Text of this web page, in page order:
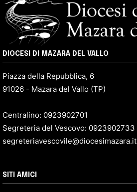
DIOCESI DI MAZARA DEL VALLO
Piazza della Repubblica, 6
91026 - Mazara del Vallo (TP)
Centralino: 0923902701
Segreteria del Vescovo: 0923902733
segreteriavescovile@diocesimazara.it
SITI AMICI